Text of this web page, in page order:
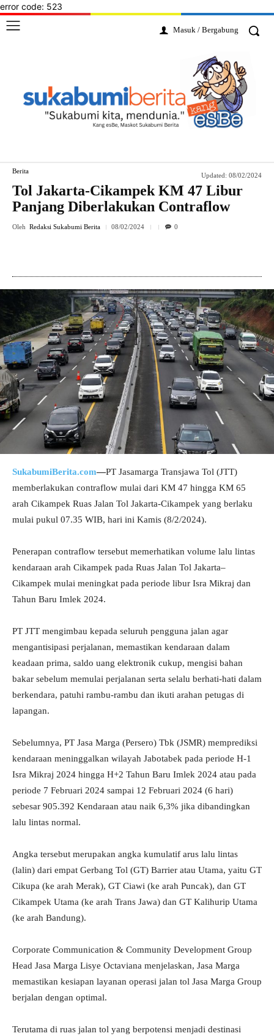
error code: 523
Masuk / Bergabung
Berita
Updated: 08/02/2024
Tol Jakarta-Cikampek KM 47 Libur
Panjang Diberlakukan Contraflow
Oleh Redaksi Sukabumi Berita 08/02/2024 0
SukabumiBerita.com—PT Jasamarga Transjawa Tol (JTT)
memberlakukan contraflow mulai dari KM 47 hingga KM 65
arah Cikampek Ruas Jalan Tol Jakarta-Cikampek yang berlaku
mulai pukul 07.35 WIB, hari ini Kamis (8/2/2024).
Penerapan contraflow tersebut memerhatikan volume lalu lintas
kendaraan arah Cikampek pada Ruas Jalan Tol Jakarta–
Cikampek mulai meningkat pada periode libur Isra Mikraj dan
Tahun Baru Imlek 2024.
PT JTT mengimbau kepada seluruh pengguna jalan agar
mengantisipasi perjalanan, memastikan kendaraan dalam
keadaan prima, saldo uang elektronik cukup, mengisi bahan
bakar sebelum memulai perjalanan serta selalu berhati-hati dalam
berkendara, patuhi rambu-rambu dan ikuti arahan petugas di
lapangan.
Sebelumnya, PT Jasa Marga (Persero) Tbk (JSMR) memprediksi
kendaraan meninggalkan wilayah Jabotabek pada periode H-1
Isra Mikraj 2024 hingga H+2 Tahun Baru Imlek 2024 atau pada
periode 7 Februari 2024 sampai 12 Februari 2024 (6 hari)
sebesar 905.392 Kendaraan atau naik 6,3% jika dibandingkan
lalu lintas normal.
Angka tersebut merupakan angka kumulatif arus lalu lintas
(lalin) dari empat Gerbang Tol (GT) Barrier atau Utama, yaitu GT
Cikupa (ke arah Merak), GT Ciawi (ke arah Puncak), dan GT
Cikampek Utama (ke arah Trans Jawa) dan GT Kalihurip Utama
(ke arah Bandung).
Corporate Communication & Community Development Group
Head Jasa Marga Lisye Octaviana menjelaskan, Jasa Marga
memastikan kesiapan layanan operasi jalan tol Jasa Marga Group
berjalan dengan optimal.
Terutama di ruas jalan tol yang berpotensi menjadi destinasi